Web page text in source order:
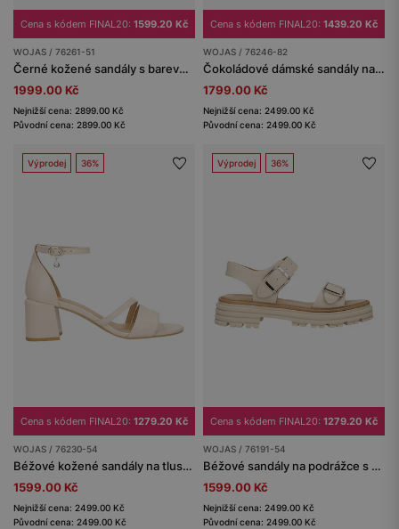
Cena s kódem FINAL20: 1599.20 Kč
WOJAS / 76261-51
Černé kožené sandály s barevnými ozdobami
1999.00 Kč
Nejnižší cena: 2899.00 Kč
Původní cena: 2899.00 Kč
Cena s kódem FINAL20: 1439.20 Kč
WOJAS / 76246-82
Čokoládové dámské sandály na sloupkovém podpatku
1799.00 Kč
Nejnižší cena: 2499.00 Kč
Původní cena: 2499.00 Kč
Výprodej 36%
Cena s kódem FINAL20: 1279.20 Kč
WOJAS / 76230-54
Béžové kožené sandály na tlustém podpatku
1599.00 Kč
Nejnižší cena: 2499.00 Kč
Původní cena: 2499.00 Kč
Výprodej 36%
Cena s kódem FINAL20: 1279.20 Kč
WOJAS / 76191-54
Béžové sandály na podrážce s hlubokým dezénem
1599.00 Kč
Nejnižší cena: 2499.00 Kč
Původní cena: 2499.00 Kč